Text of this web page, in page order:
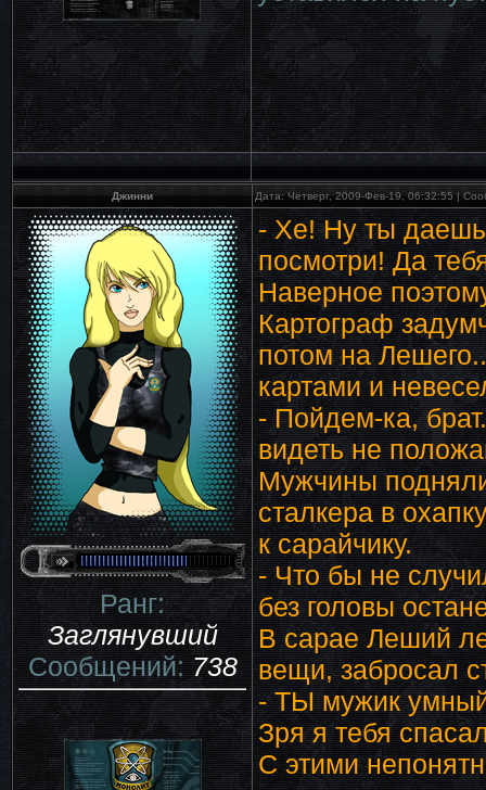
Джинни Дата: Четверг, 2009-Фев-19, 06:32:55 |
Ранг:
Заглянувший
Сообщений:738
- Хе! Ну ты
посмотри! Да
Наверное
Картограф
потом на
картами и
- Пойдем-ка,
видеть не
Мужчины
сталкера в
к сарайчику.
- Что бы не
без головы
В сарае Леший
вещи, забросал
- ТЫ мужик
Зря я тебя
С этими